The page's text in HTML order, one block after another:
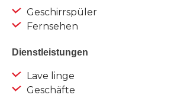
Geschirrspüler
Fernsehen
Dienstleistungen
Lave linge
Geschäfte